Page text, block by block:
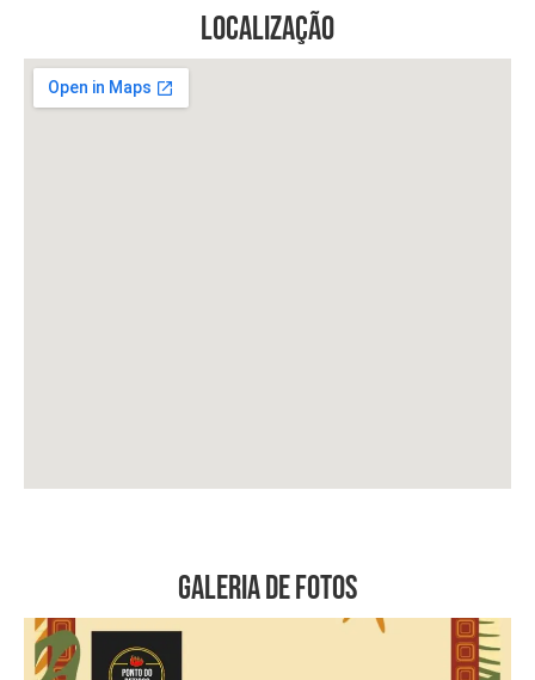
Localização
Galeria de Fotos